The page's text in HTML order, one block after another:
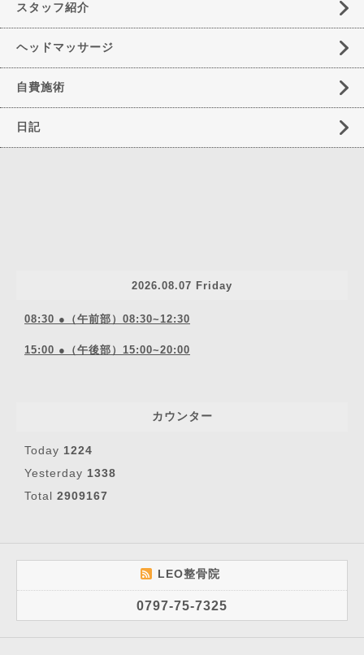
スタッフ紹介
ヘッドマッサージ
自費施術
日記
2026.08.07 Friday
08:30 ●（午前部）08:30~12:30
15:00 ●（午後部）15:00~20:00
カウンター
Today 1224
Yesterday 1338
Total 2909167
LEO整骨院
0797-75-7325